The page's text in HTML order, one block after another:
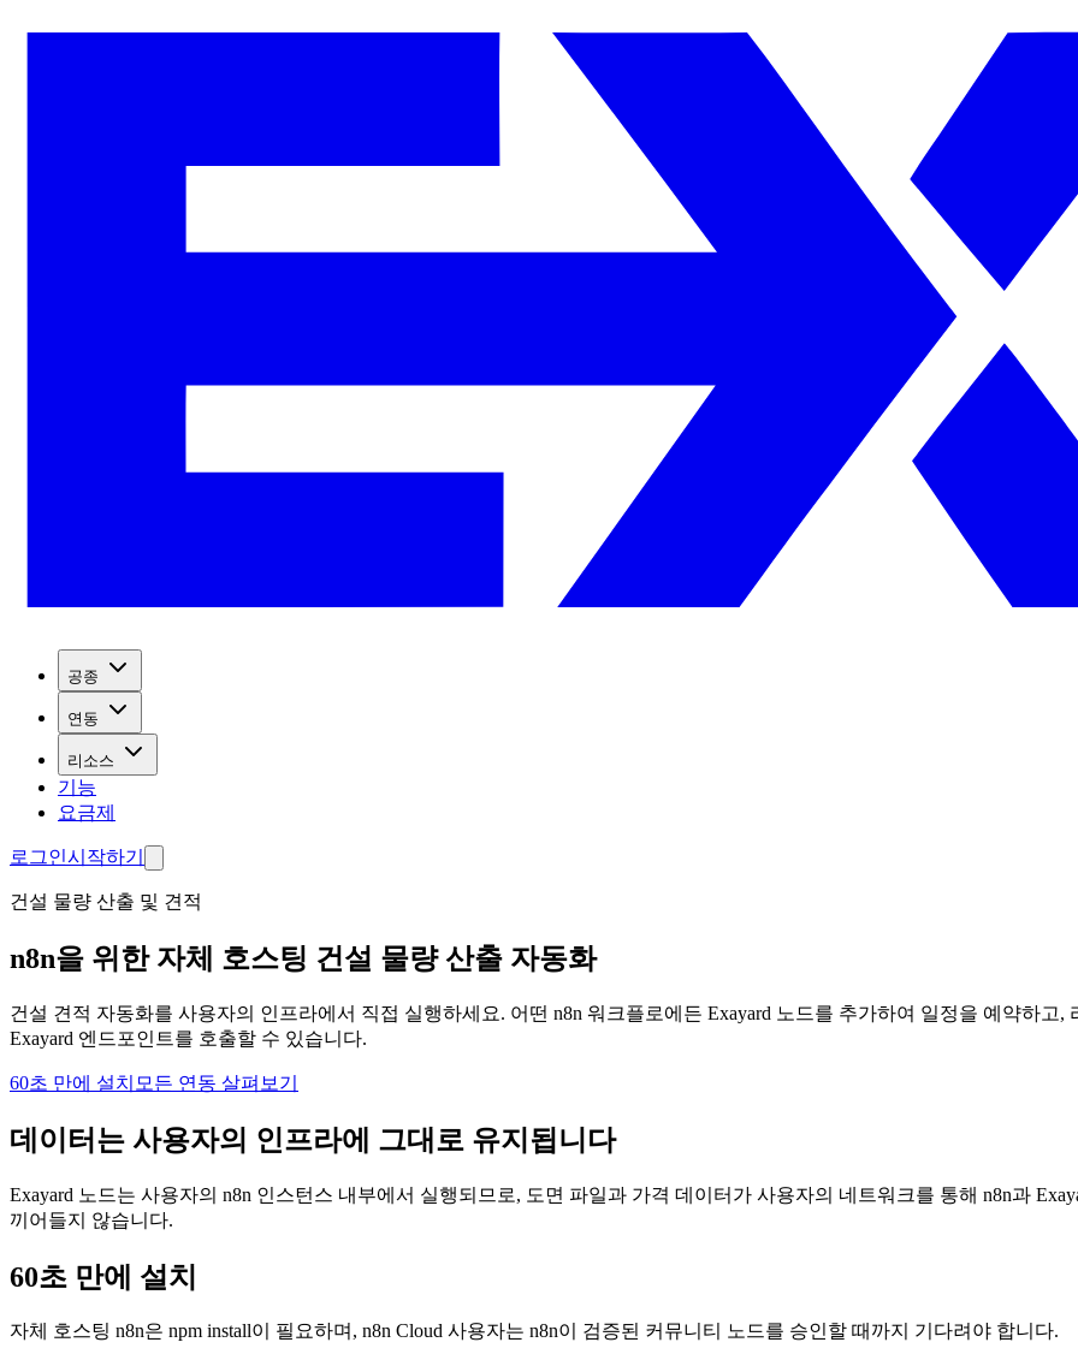
공종
연동
리소스
기능
요금제
로그인시작하기
건설 물량 산출 및 견적
n8n을 위한 자체 호스팅 건설 물량 산출 자동화
건설 견적 자동화를 사용자의 인프라에서 직접 실행하세요. 어떤 n8n 워크플로에든 Exayard 노드를 추가하여 일정을 예약하고
Exayard 엔드포인트를 호출할 수 있습니다.
60초 만에 설치 모든 연동 살펴보기
데이터는 사용자의 인프라에 그대로 유지됩니다
Exayard 노드는 사용자의 n8n 인스턴스 내부에서 실행되므로, 도면 파일과 가격 데이터가 사용자의 네트워크를 통해 n8n과
끼어들지 않습니다.
60초 만에 설치
자체 호스팅 n8n은 npm install이 필요하며, n8n Cloud 사용자는 n8n이 검증된 커뮤니티 노드를 승인할 때까지 기다려야 합니다.